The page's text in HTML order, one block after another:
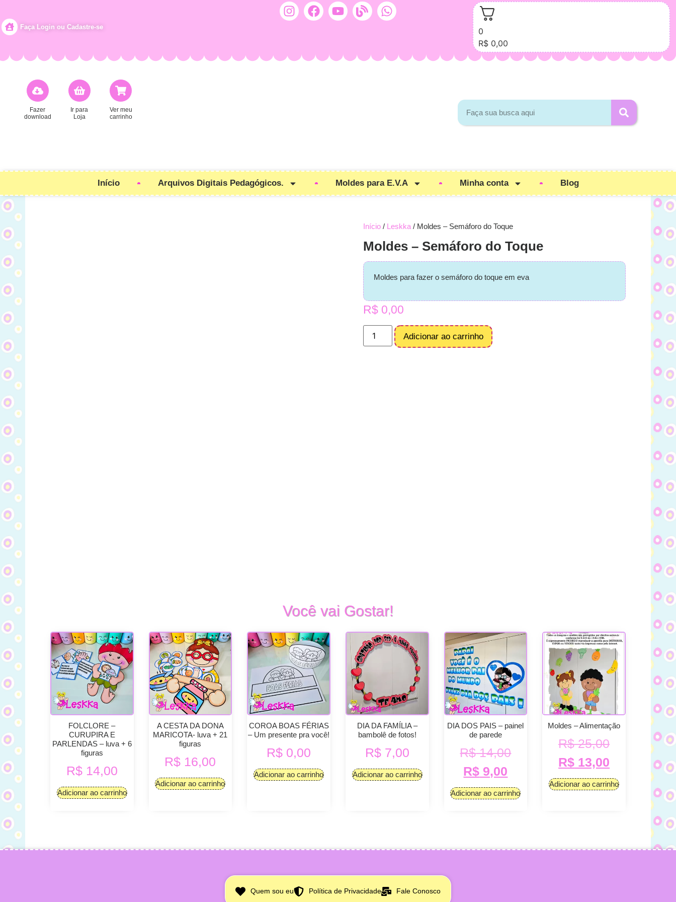
Faça Login ou Cadastre-se
0
R$0,00
Fazer
download
Ir para
Loja
Ver meu
carrinho
Início Arquivos Digitais Pedagógicos. Moldes para E.V.A Minha conta Blog
Início / Leskka/ Moldes – Semáforo do Toque
Moldes – Semáforo do Toque
Moldes para fazer o semáforo do toque em eva
R$ 0,00
Adicionar ao carrinho
Você vai Gostar!
FOLCLORE –
CURUPIRA E
PARLENDAS – luva + 6
figuras
R$14,00
Adicionar ao carrinho
A CESTA DA DONA
MARICOTA- luva + 21
figuras
R$ 16,00
Adicionar ao carrinho
COROA BOAS FÉRIAS
– Um presente pra você!
R$ 0,00
Adicionar ao carrinho
DIA DA FAMÍLIA –
bambolê de fotos!
R$7,00
Adicionar ao carrinho
DIA DOS PAIS – painel
de parede
R$14,00
R$ 9,00
Adicionar ao carrinho
Moldes – Alimentação
R$25,00
R$ 13,00
Adicionar ao carrinho
Quem sou eu Política de Privacidade Fale Conosco